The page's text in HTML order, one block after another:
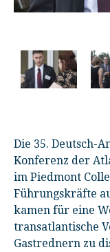
Die 35. Deutsch-
Konferenz der
im Piedmont
Führungskräfte
kamen für eine
transatlantische
Gastrednern zu